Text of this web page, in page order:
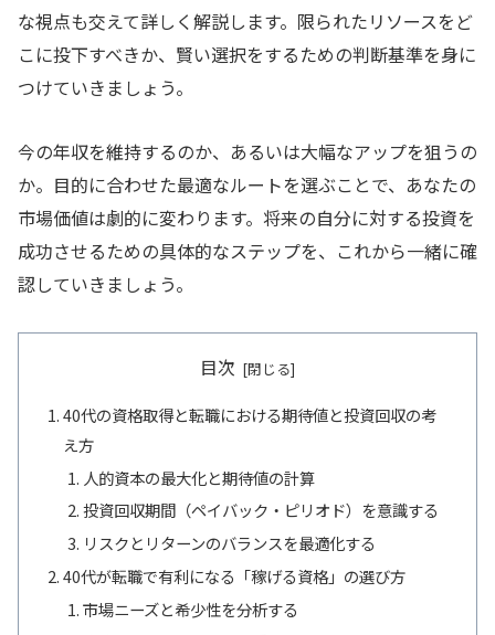
な視点も交えて詳しく解説します。限られたリソースをど
こに投下すべきか、賢い選択をするための判断基準を身に
つけていきましょう。
今の年収を維持するのか、あるいは大幅なアップを狙うの
か。目的に合わせた最適なルートを選ぶことで、あなたの
市場価値は劇的に変わります。将来の自分に対する投資を
成功させるための具体的なステップを、これから一緒に確
認していきましょう。
目次
40代の資格取得と転職における期待値と投資回収の考
え方
人的資本の最大化と期待値の計算
投資回収期間（ペイバック・ピリオド）を意識する
リスクとリターンのバランスを最適化する
40代が転職で有利になる「稼げる資格」の選び方
市場ニーズと希少性を分析する